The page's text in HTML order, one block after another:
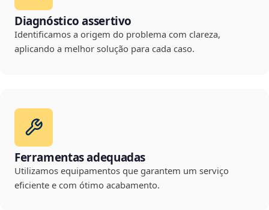
Diagnóstico assertivo
Identificamos a origem do problema com clareza,
aplicando a melhor solução para cada caso.
Ferramentas adequadas
Utilizamos equipamentos que garantem um serviço
eficiente e com ótimo acabamento.